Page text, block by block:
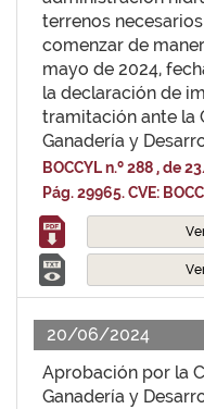
terrenos
comenzar de
mayo de 2024,
la declaración de
tramitación ante la
Ganadería y
BOCCYL n.º 288 , de
Pág. 29965. CVE:
20/06/2024
Aprobación por la
Ganadería y